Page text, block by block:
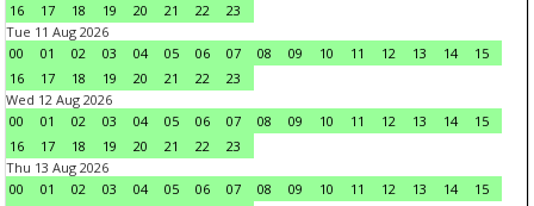
16
17 18 19 20 21 22
23
Tue 11 Aug 2026
00
01 02 03 04 05 06 07 08 09 10 11 12 13 14
15
16
17 18 19 20 21 22
23
Wed 12 Aug 2026
00
01 02 03 04 05 06 07 08 09 10 11 12 13 14
15
16
17 18 19 20 21 22
23
Thu 13 Aug 2026
00
01 02 03 04 05 06 07 08 09 10 11 12 13 14
15